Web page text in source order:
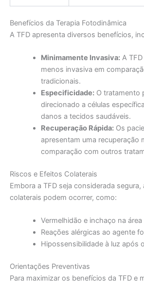
Benefícios da Terapia Fotodinâmica
A TFD apresenta diversos benefícios,
Minimamente Invasiva:A TFD
menos invasiva em
tradicionais.
Especificidade:O tratamento
direcionado a células
danos a tecidos saudáveis.
Recuperação Rápida:Os
apresentam uma recuperação
comparação com outros
Riscos e Efeitos Colaterais
Embora a TFD seja considerada
colaterais podem ocorrer, como:
Vermelhidão e inchaço na área
Reações alérgicas ao agente
Hipossensibilidade à luz após
Orientações Preventivas
Para maximizar os benefícios da TFD e